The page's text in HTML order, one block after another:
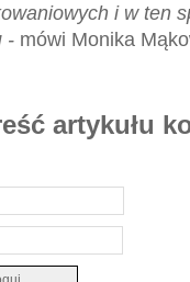
i w ten
- mówi Monika
artykułu